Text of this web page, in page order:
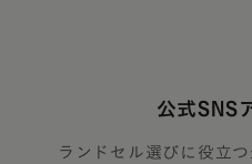
公式SNS
ランドセル選びに役立